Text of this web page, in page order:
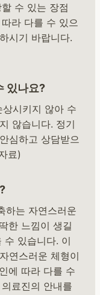
수 있는 장점
라 다를 수 있으
시기 바랍니다.
있나요?
시키지 않아 수
않습니다. 정기
심하고 상담받으
료)
하는 자연스러운
한 느낌이 생길
수 있습니다. 이
연스러운 체형이
에 따라 다를 수
료진의 안내를